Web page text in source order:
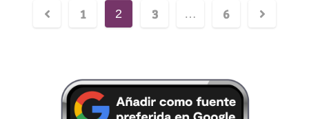
1 2 3 … 6